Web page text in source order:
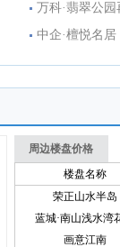
万科·翡翠公
中企·檀悦名
周边楼盘价格
楼盘名称
荣正山水半岛
蓝城·南山浅水湾
画意江南